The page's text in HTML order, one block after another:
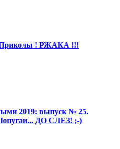
Приколы ! РЖАКА !!!
2019: выпуск № 25.
ДО СЛЕЗ! ;-)